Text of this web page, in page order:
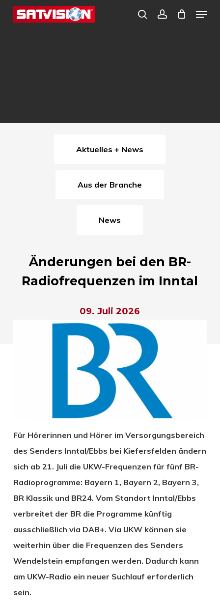
Skip
search
Menu
Aktuelles + News
Aus der Branche
News
Änderungen bei den BR-
Radiofrequenzen im Inntal
09. Juli 2026
Für Hörerinnen und Hörer im Versorgungsbereich
des Senders Inntal/Ebbs bei Kiefersfelden ändern
sich ab 21. Juli die UKW-Frequenzen für fünf BR-
Radioprogramme: Bayern 1, Bayern 2, Bayern 3,
BR Klassik und BR24. Vom Standort Inntal/Ebbs
verbreitet der BR die Programme künftig
ausschließlich via DAB+. Via UKW können sie
weiterhin über die Frequenzen des Senders
Wendelstein empfangen werden. Dadurch kann
am UKW-Radio ein neuer Suchlauf erforderlich
sein.